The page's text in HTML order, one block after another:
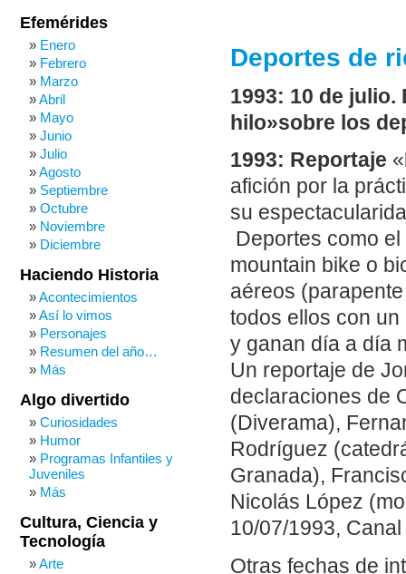
Deportes de
1993: 10 de
hilo»sobre los
1993: Reportaje «
afición por la
su
Deportes como
mountain bike o
aéreos
todos ellos con
y ganan día a día
Un reportaje de
declaraciones de
(Diverama),
Rodríguez
Granada),
Nicolás López
10/07/1993,
Otras fechas de
Efemérides
Enero
Febrero
Marzo
Abril
Mayo
Junio
Julio
Agosto
Septiembre
Octubre
Noviembre
Diciembre
Haciendo Historia
Acontecimientos
Así lo vimos
Personajes
Resumen del año…
Más
Algo divertido
Curiosidades
Humor
Programas Infantiles y
Juveniles
Más
Cultura, Ciencia y
Tecnología
Arte